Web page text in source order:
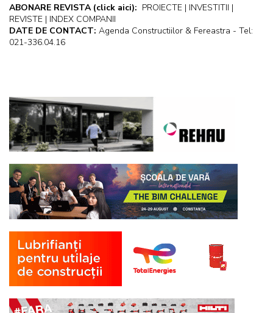
ABONARE REVISTA (click aici): PROIECTE | INVESTITII |
REVISTE | INDEX COMPANII
DATE DE CONTACT: Agenda Constructiilor & Fereastra - Tel:
021-336.04.16